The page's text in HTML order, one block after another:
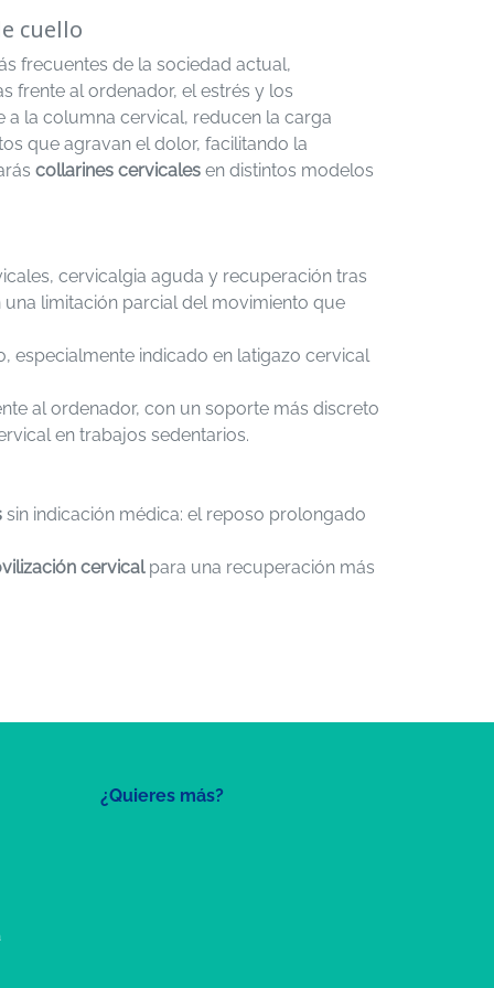
cuello
frecuentes de la sociedad actual,
frente al ordenador, el estrés y los
la columna cervical, reducen la carga
que agravan el dolor, facilitando la
collarines cervicales en distintos modelos
cervicalgia aguda y recuperación tras
limitación parcial del movimiento que
especialmente indicado en latigazo cervical
al ordenador, con un soporte más discreto
en trabajos sedentarios.
sin indicación médica: el reposo prolongado
cervicalpara una recuperación más
¿Quieres más?